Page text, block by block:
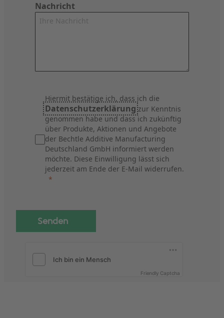
Nachricht
Hiermit bestätige ich, dass ich die
Datenschutzerklärungzur Kenntnis
genommen habe und dass ich zukünftig
über Produkte, Aktionen und Angebote
der Bechtle Additive Manufacturing
Deutschland GmbH informiert werden
möchte. Diese Einwilligung lässt sich
jederzeit am Ende der E-Mail widerrufen.
Senden
Friendly Captcha